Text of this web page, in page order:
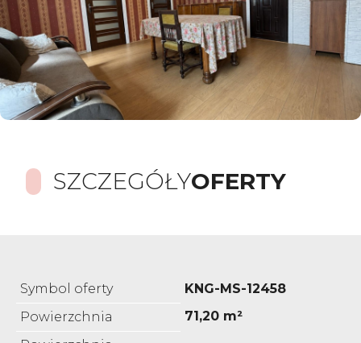
SZCZEGÓŁYOFERTY
Symbol oferty
KNG-MS-12458
Powierzchnia
71,20 m²